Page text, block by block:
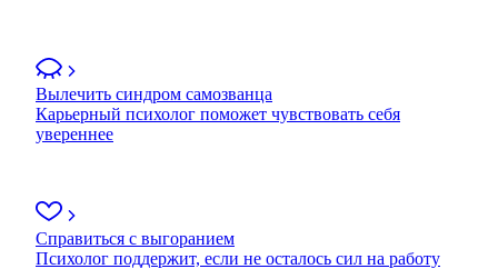
Вылечить синдром самозванца
Карьерный психолог поможет чувствовать себя
увереннее
Справиться с выгоранием
Психолог поддержит, если не осталось сил на работу